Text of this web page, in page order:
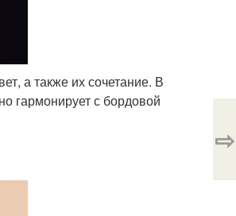
а также их сочетание. В
гармонирует с бордовой
⇨